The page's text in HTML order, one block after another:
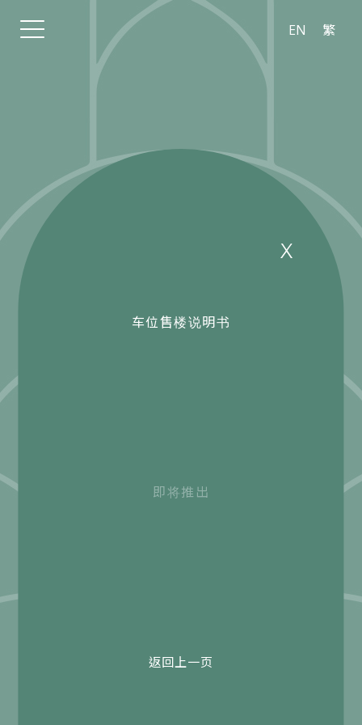
EN 繁
车位售楼说明书
即将推出
返回上一页